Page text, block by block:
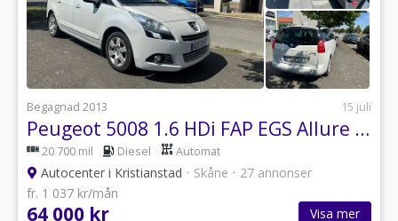
Begagnad 2013 15 juli
Peugeot 5008 1.6 HDi FAP EGS Allure Euro 5
20 700 mil Diesel Automat
Autocenter i Kristianstad • Skåne • 27 annonser
fr. 1 037 kr/mån
64 000 kr Visa mer